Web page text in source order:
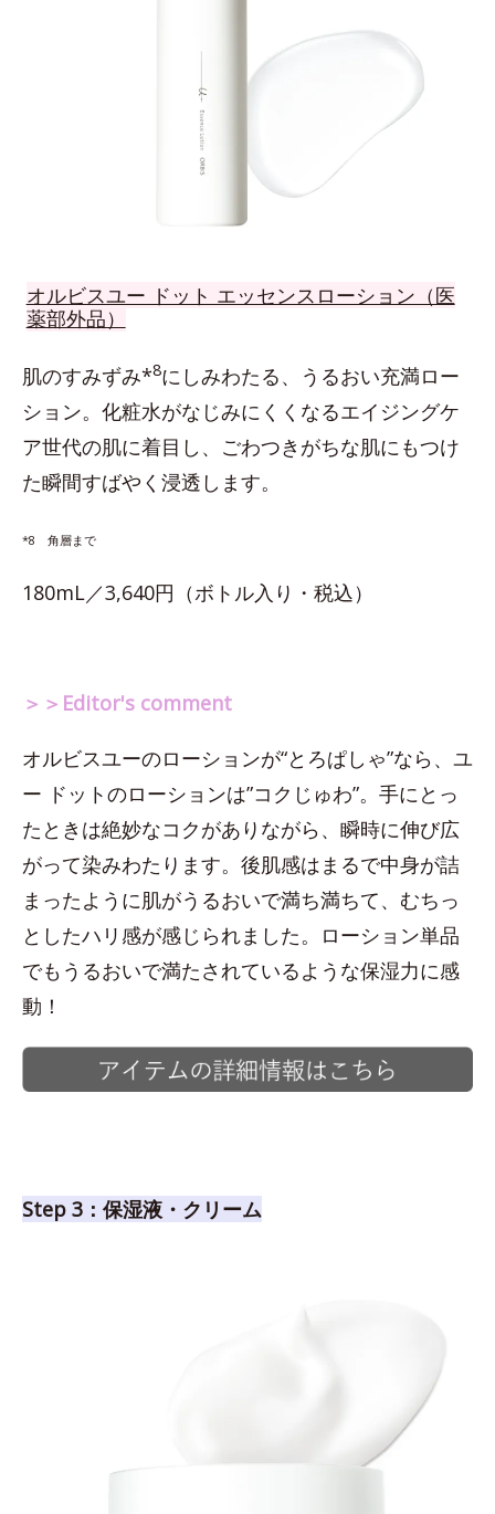
オルビスユー ドット エッセンスローション（医
薬部外品）
肌のすみずみ*8にしみわたる、うるおい充満ロー
ション。化粧水がなじみにくくなるエイジングケ
ア世代の肌に着目し、ごわつきがちな肌にもつけ
た瞬間すばやく浸透します。
*8 角層まで
180mL／3,640円（ボトル入り・税込）
＞＞Editor's comment
オルビスユーのローションが“とろぱしゃ”なら、ユ
ー ドットのローションは”コクじゅわ”。手にとっ
たときは絶妙なコクがありながら、瞬時に伸び広
がって染みわたります。後肌感はまるで中身が詰
まったように肌がうるおいで満ち満ちて、むちっ
としたハリ感が感じられました。ローション単品
でもうるおいで満たされているような保湿力に感
動！
Step 3：保湿液・クリーム